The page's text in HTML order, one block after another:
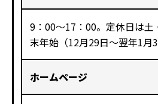
9：00～17：00。定休日は土
末年始（12月29日～翌年1月3
ホームページ